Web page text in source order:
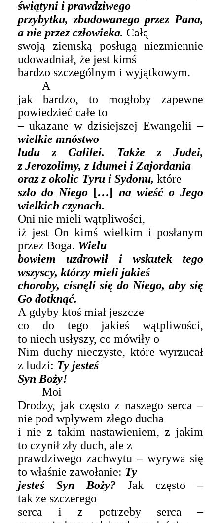
świątyni i prawdziwego
przybytku, zbudowanego przez Pana,
a nie przez człowieka. Całą
swoją ziemską posługą niezmiennie
udowadniał, że jest kimś
bardzo szczególnym i wyjątkowym.
A
jak bardzo, to mogłoby zapewne
powiedzieć całe to
– ukazane w dzisiejszej Ewangelii –
wielkie mnóstwo
ludu z Galilei. Także z Judei,
z Jerozolimy, z Idumei i Zajordania
oraz z okolic Tyru i Sydonu, które
szło do Niego […] na wieść o Jego
wielkich czynach.
Oni nie mieli wątpliwości,
iż jest On kimś wielkim i posłanym
przez Boga. Wielu
bowiem uzdrowił i wskutek tego
wszyscy, którzy mieli jakieś
choroby, cisnęli się do Niego, aby się
Go dotknąć.
A gdyby ktoś miał jeszcze
co do tego jakieś wątpliwości,
to niech usłyszy, co mówiły o
Nim duchy nieczyste, które wyrzucał
z ludzi: Ty jesteś
Syn Boży!
Moi
Drodzy, jak często z naszego serca –
nie pod wpływem złego ducha
i nie z takim nastawieniem, z jakim
to czynił zły duch, ale z
prawdziwego zachwytu – wyrywa się
to właśnie zawołanie: Ty
jesteś Syn Boży?
Jak często –
tak ze szczerego
serca i z potrzeby serca –